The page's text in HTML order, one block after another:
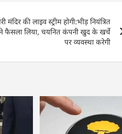
मंदिर की लाइव स्ट्रीम होगी:भीड़ नियंत्रित
फैसला लिया, चयनित कंपनी खुद के खर्चे
पर व्यवस्था करेगी